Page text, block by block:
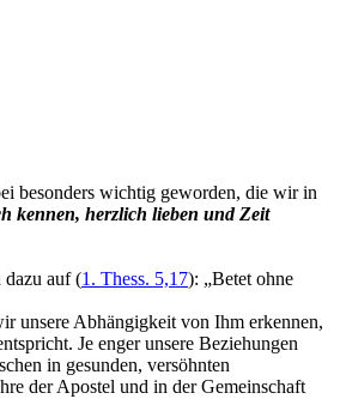
besonders wichtig geworden, die wir in
kennen, herzlich lieben und Zeit
dazu auf (1. Thess. 5,17): „Betet ohne
unsere Abhängigkeit von Ihm erkennen,
Je enger unsere Beziehungen
in gesunden, versöhnten
der Apostel und in der Gemeinschaft